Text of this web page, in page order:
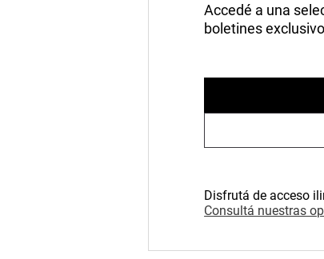
Accedé a una
boletines
Disfrutá de acceso
Consultá nuestras